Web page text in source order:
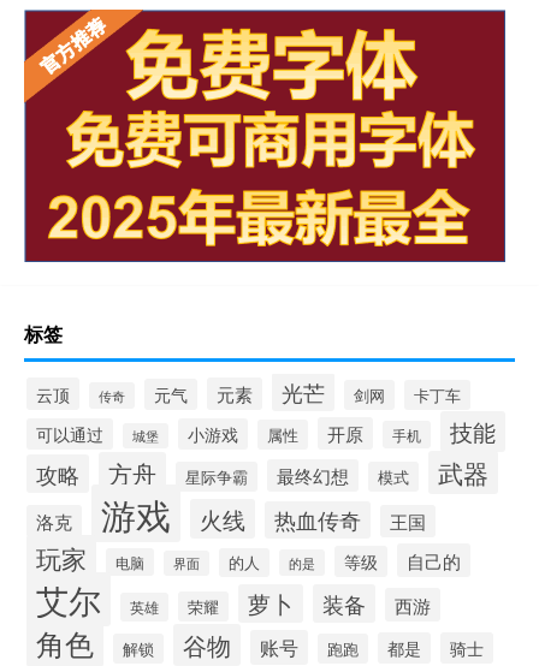
标签
云顶 传奇 元气 元素 光芒 剑网 卡丁车
可以通过 城堡 小游戏 属性 开原 手机 技能
攻略 方舟 星际争霸 最终幻想 模式 武器
洛克 游戏 火线 热血传奇 王国
玩家 电脑 界面 的人 的是 等级 自己的
艾尔 英雄 荣耀 萝卜 装备 西游
角色 解锁 谷物 账号 跑跑 都是 骑士